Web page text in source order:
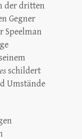
der dritten
Gegner
Speelman
schildert
Umstände